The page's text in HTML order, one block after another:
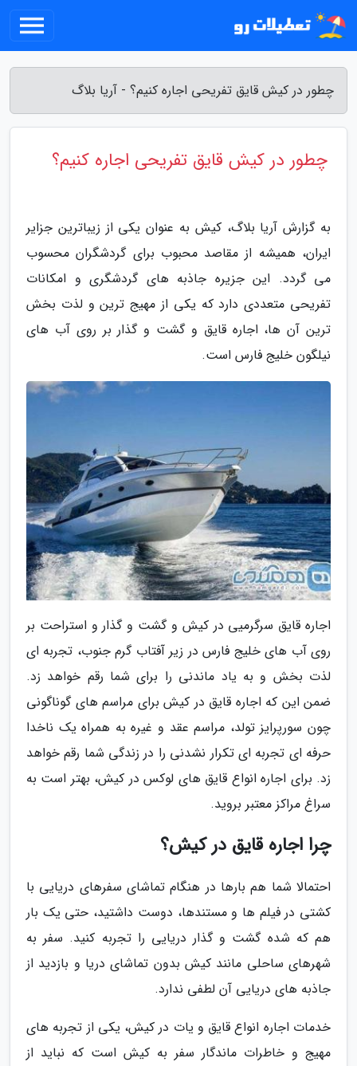
چطور در کیش قایق تفریحی اجاره کنیم؟ - آریا بلاگ
چطور در کیش قایق تفریحی اجاره کنیم؟
به گزارش آریا بلاگ، کیش به عنوان یکی از زیباترین جزایر
ایران، همیشه از مقاصد محبوب برای گردشگران محسوب
می گردد. این جزیره جاذبه های گردشگری و امکانات
تفریحی متعددی دارد که یکی از مهیج ترین و لذت بخش
ترین آن ها، اجاره قایق و گشت و گذار بر روی آب های
نیلگون خلیج فارس است.
اجاره قایق سرگرمیی در کیش و گشت و گذار و استراحت بر
روی آب های خلیج فارس در زیر آفتاب گرم جنوب، تجربه ای
لذت بخش و به یاد ماندنی را برای شما رقم خواهد زد.
ضمن این که اجاره قایق در کیش برای مراسم های گوناگونی
چون سورپرایز تولد، مراسم عقد و غیره به همراه یک ناخدا
حرفه ای تجربه ای تکرار نشدنی را در زندگی شما رقم خواهد
زد. برای اجاره انواع قایق های لوکس در کیش، بهتر است به
سراغ مراکز معتبر بروید.
چرا اجاره قایق در کیش؟
احتمالا شما هم بارها در هنگام تماشای سفرهای دریایی با
کشتی در فیلم ها و مستندها، دوست داشتید، حتی یک بار
هم که شده گشت و گذار دریایی را تجربه کنید. سفر به
شهرهای ساحلی مانند کیش بدون تماشای دریا و بازدید از
جاذبه های دریایی آن لطفی ندارد.
خدمات اجاره انواع قایق و یات در کیش، یکی از تجربه های
مهیج و خاطرات ماندگار سفر به کیش است که نباید از